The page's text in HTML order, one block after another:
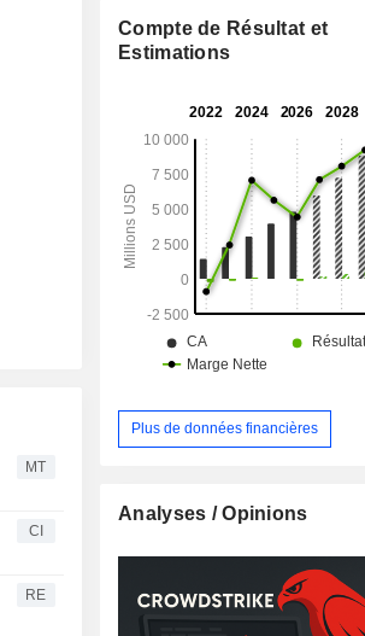
MT
CI
RE
Compte de Résultat et
Estimations
Plus de données financières
Analyses / Opinions